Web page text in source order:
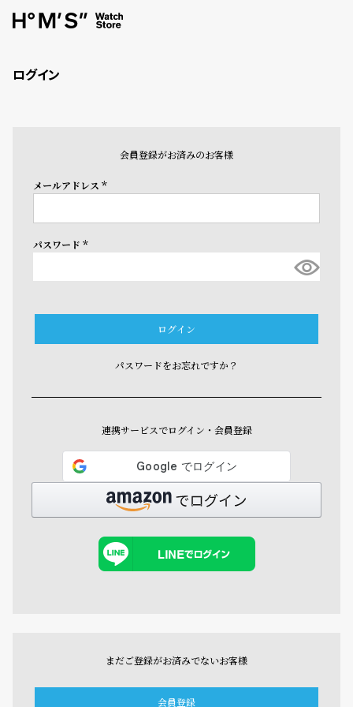
ログイン
会員登録がお済みのお客様
メールアドレス
(必
パスワード
(必
ログイン
パスワードをお忘れですか？
連携サービスでログイン・会員登録
まだご登録がお済みでないお客様
会員登録